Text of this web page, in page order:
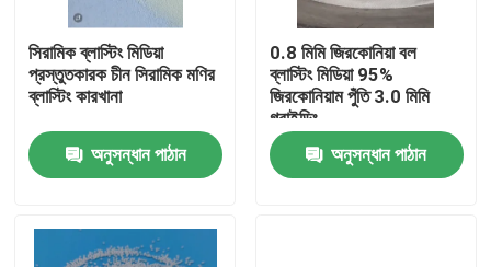
আমাদের সম্পর্কে
সিরামিক ব্লাস্টিং মিডিয়া
প্রস্তুতকারক চীন সিরামিক মণির
ব্লাস্টিং কারখানা
অনুসন্ধান পাঠান
0.8 মিমি জিরকোনিয়া বল
ব্লাস্টিং মিডিয়া 95%
জিরকোনিয়াম পুঁতি 3.0 মিমি
গ্রাইন্ডিং
অনুসন্ধান পাঠান